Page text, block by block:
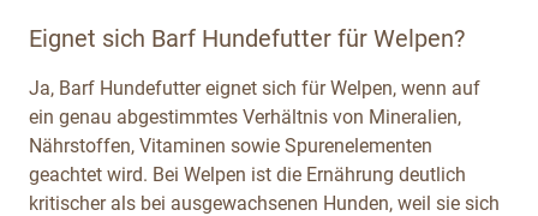
Eignet sich Barf Hundefutter für Welpen?
Ja, Barf Hundefutter eignet sich für Welpen, wenn auf
ein genau abgestimmtes Verhältnis von Mineralien,
Nährstoffen, Vitaminen sowie Spurenelementen
geachtet wird. Bei Welpen ist die Ernährung deutlich
kritischer als bei ausgewachsenen Hunden, weil sie sich